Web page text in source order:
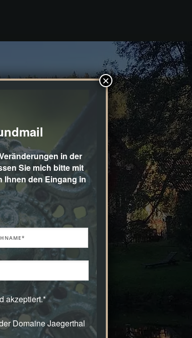
in der
Sie mich bitte mit
Ihnen den Eingang in
akzeptiert.*
Domaine Jaegerthal
×